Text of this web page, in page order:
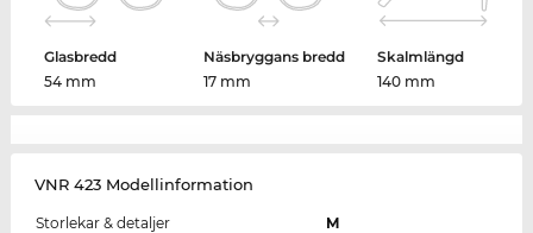
Glasbredd
54 mm
Näsbryggans bredd
17 mm
Skalmlängd
140 mm
VNR 423 Modellinformation
Storlekar & detaljer
M